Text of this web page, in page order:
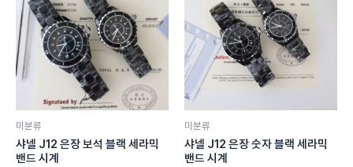
미분류
샤넬 J12 은장 보석 블랙 세라믹
밴드 시계
미분류
샤넬 J12 은장 숫자 블랙 세라믹
밴드 시계